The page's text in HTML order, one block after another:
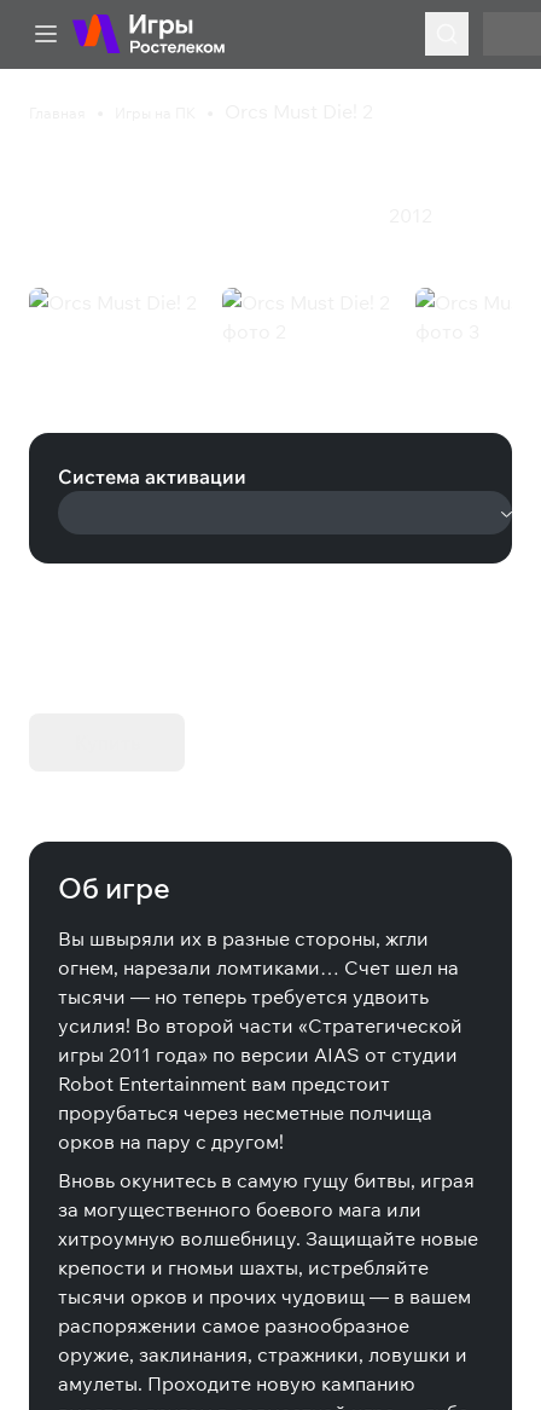
Система активации
Об игре
Вы швыряли их в разные стороны, жгли
огнем, нарезали ломтиками… Счет шел на
тысячи — но теперь требуется удвоить
усилия! Во второй части «Стратегической
игры 2011 года» по версии AIAS от студии
Robot Entertainment вам предстоит
прорубаться через несметные полчища
орков на пару с другом!
Вновь окунитесь в самую гущу битвы, играя
за могущественного боевого мага или
хитроумную волшебницу. Защищайте новые
крепости и гномьи шахты, истребляйте
тысячи орков и прочих чудовищ — в вашем
распоряжении самое разнообразное
оружие, заклинания, стражники, ловушки и
амулеты. Проходите новую кампанию